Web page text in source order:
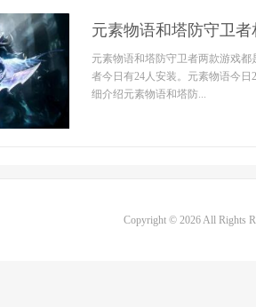
元素物语和塔防守卫
元素物语和塔防守卫者两款游戏
者今日有24人安装。元素物语今
细介绍元素物语和塔防...
Copyright © 2026 All Rights